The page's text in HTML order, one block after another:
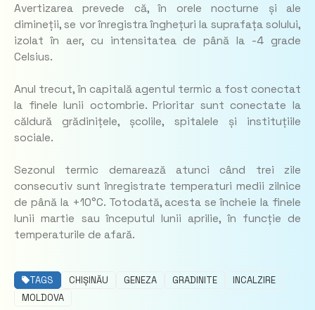
Avertizarea prevede că, în orele nocturne și ale
dimineții, se vor înregistra înghețuri la suprafața solului,
izolat în aer, cu intensitatea de până la -4 grade
Celsius.
Anul trecut, în capitală agentul termic a fost conectat
la finele lunii octombrie. Prioritar sunt conectate la
căldură grădinițele, școlile, spitalele și instituțiile
sociale.
Sezonul termic demarează atunci când trei zile
consecutiv sunt înregistrate temperaturi medii zilnice
de până la +10°C. Totodată, acesta se încheie la finele
lunii martie sau începutul lunii aprilie, în funcție de
temperaturile de afară.
TAGS CHIȘINĂU GENEZA GRADINITE
INCALZIRE
MOLDOVA